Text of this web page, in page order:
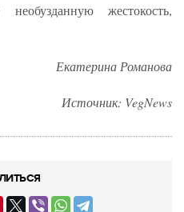
необузданную жестокость,
Екатерина Романова
Источник: VegNews